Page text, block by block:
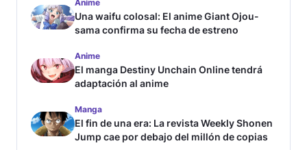
Anime
Una waifu colosal: El anime Giant Ojou-
sama confirma su fecha de estreno
Anime
El manga Destiny Unchain Online tendrá
adaptación al anime
Manga
El fin de una era: La revista Weekly Shonen
Jump cae por debajo del millón de copias